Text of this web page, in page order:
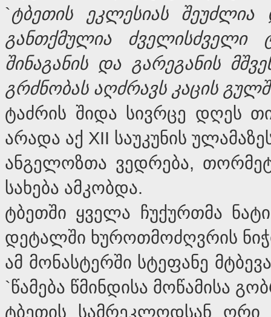
`ტბეთის ეკლესიას შეუძლია
განთქმულია
ძველისძველი
შინაგანის და გარეგანის
გრძნობას აღძრავს კაცის
ტაძრის შიდა სივრცე დღეს
არადა აქ XII საუკუნის
ანგელოზთა ვედრება,
სახება ამკობდა.
ტბეთში ყველა ჩუქურთმა
დეტალში ხუროთმოძღვრის
ამ მონასტერში სტეფანე
`წამება წმინდისა მოწამისა
ტბეთის სამრეკლოდსან ორი